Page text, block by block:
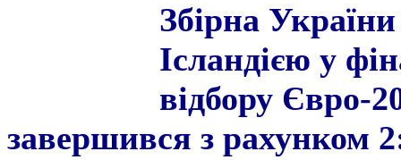
Збірна
Ісландією у
відбору Євро-
завершився з рахунком